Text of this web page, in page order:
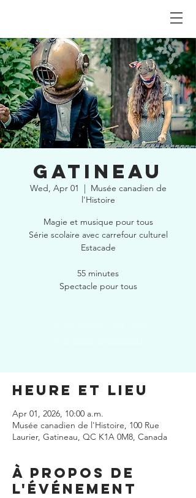
GATINEAU
Wed, Apr 01
  |
Musée canadien de
l'Histoire
Magie et musique pour tous
Série scolaire avec carrefour culturel
Estacade
55 minutes
Spectacle pour tous
Heure et lieu
Apr 01, 2026, 10:00 a.m.
Musée canadien de l'Histoire, 100 Rue
Laurier, Gatineau, QC K1A 0M8, Canada
À propos de
l'événement